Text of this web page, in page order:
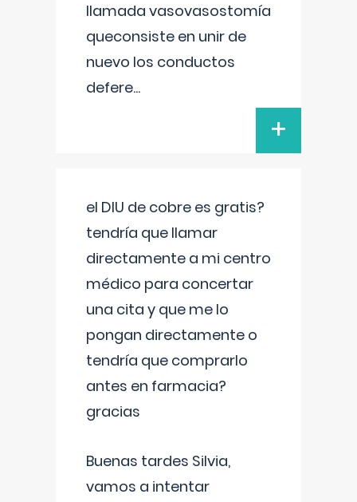
llamada vasovasostomía
queconsiste en unir de
nuevo los conductos
defere...
+
el DIU de cobre es gratis?
tendría que llamar
directamente a mi centro
médico para concertar
una cita y que me lo
pongan directamente o
tendría que comprarlo
antes en farmacia?
gracias
Buenas tardes Silvia,
vamos a intentar